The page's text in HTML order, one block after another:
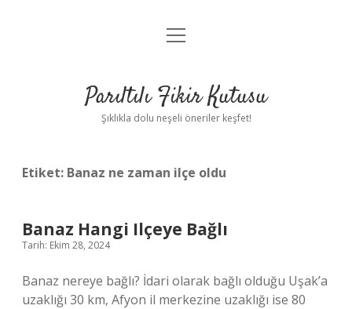
Anasayfa
Yasal Uyarı
menüyü
Parıltılı Fikir Kutusu
Şıklıkla dolu neşeli öneriler keşfet!
Etiket: Banaz ne zaman ilçe oldu
Banaz Hangi Ilçeye Bağlı
Tarih: Ekim 28, 2024
Banaz nereye bağlı? İdari olarak bağlı olduğu Uşak’a
uzaklığı 30 km, Afyon il merkezine uzaklığı ise 80